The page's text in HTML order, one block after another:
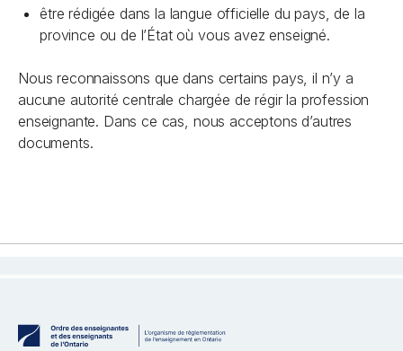
être rédigée dans la langue officielle du pays, de la
province ou de l’État où vous avez enseigné.
Nous reconnaissons que dans certains pays, il n’y a
aucune autorité centrale chargée de régir la profession
enseignante. Dans ce cas, nous acceptons d’autres
documents.